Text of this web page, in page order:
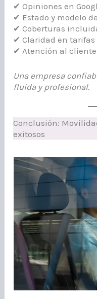
✔ Opiniones en
✔ Estado y modelo
✔ Coberturas
✔ Claridad en tarifas
✔ Atención al cliente
Una empresa
fluida y profesional.
Conclusión:
exitosos